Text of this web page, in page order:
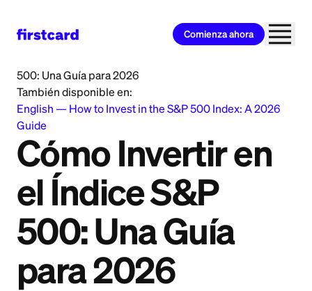
Comienza ahora
500: Una Guía para 2026
También disponible en:
English — How to Invest in the S&P 500 Index: A 2026
Guide
Cómo Invertir en
el Índice S&P
500: Una Guía
para 2026